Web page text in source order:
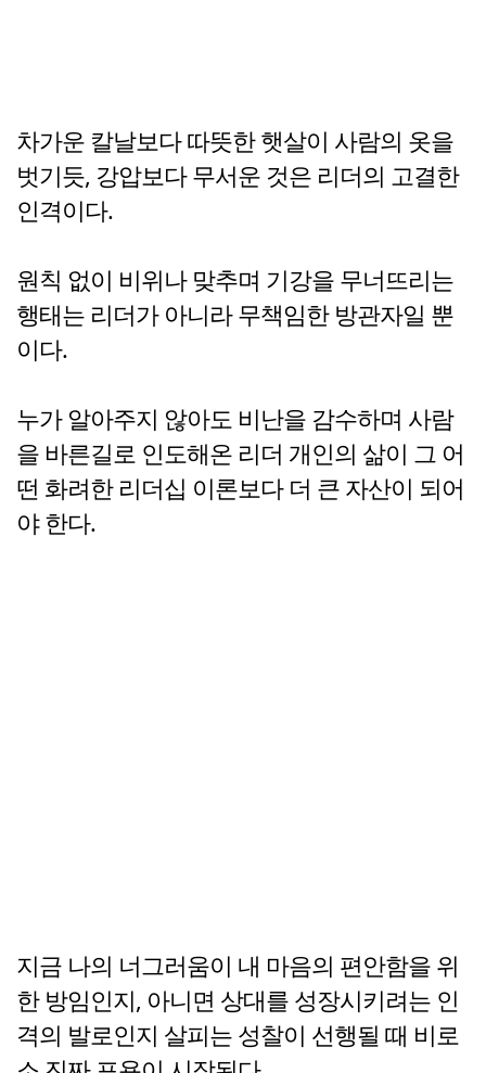
차가운 칼날보다 따뜻한 햇살이 사람의 옷을
벗기듯, 강압보다 무서운 것은 리더의 고결한
인격이다.
원칙 없이 비위나 맞추며 기강을 무너뜨리는
행태는 리더가 아니라 무책임한 방관자일 뿐
이다.
누가 알아주지 않아도 비난을 감수하며 사람
을 바른길로 인도해온 리더 개인의 삶이 그 어
떤 화려한 리더십 이론보다 더 큰 자산이 되어
야 한다.
지금 나의 너그러움이 내 마음의 편안함을 위
한 방임인지, 아니면 상대를 성장시키려는 인
격의 발로인지 살피는 성찰이 선행될 때 비로